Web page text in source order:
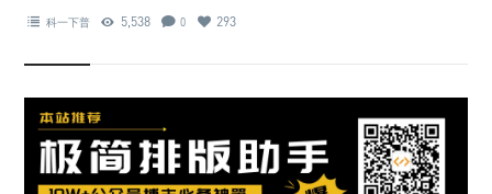
科一下普 5,538 0 293